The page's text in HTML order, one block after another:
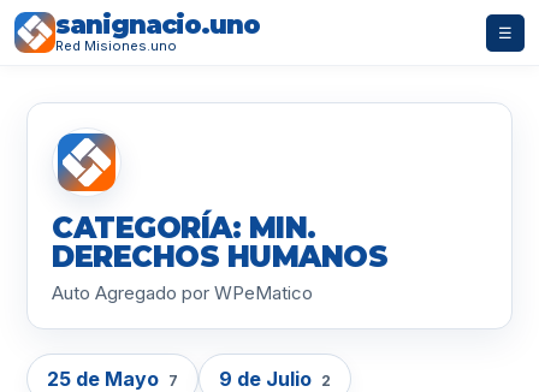
sanignacio.uno
Red Misiones.uno
☰
CATEGORÍA: MIN.
DERECHOS HUMANOS
Auto Agregado por WPeMatico
25 de Mayo 7 9 de Julio 2